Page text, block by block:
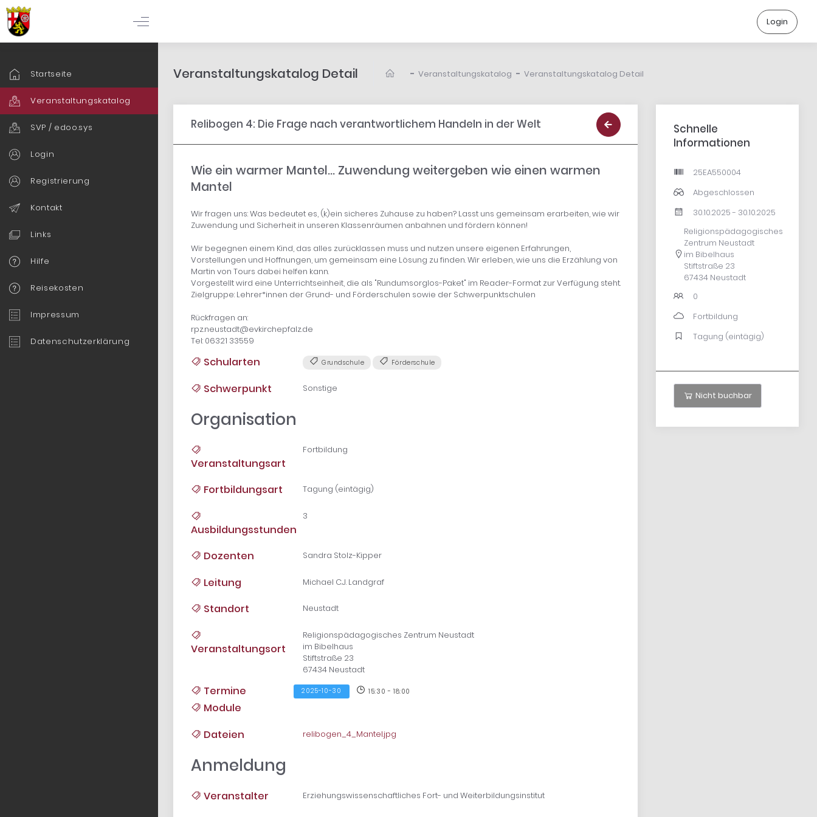
Login
Startseite
Veranstaltungskatalog
SVP / edoo.sys
Login
Registrierung
Kontakt
Links
Hilfe
Reisekosten
Impressum
Datenschutzerklärung
Veranstaltungskatalog Detail - Veranstaltungskatalog - Veranstaltungskatalog Detail
Relibogen 4: Die Frage nach verantwortlichem Handeln in der Welt
Wie ein warmer Mantel… Zuwendung weitergeben wie einen warmen
Mantel
Wir fragen uns: Was bedeutet es, (k)ein sicheres Zuhause zu haben? Lasst uns gemeinsam erarbeiten, wie wir
Zuwendung und Sicherheit in unseren Klassenräumen anbahnen und fördern können!
Wir begegnen einem Kind, das alles zurücklassen muss und nutzen unsere eigenen Erfahrungen,
Vorstellungen und Hoffnungen, um gemeinsam eine Lösung zu finden. Wir erleben, wie uns die Erzählung von
Martin von Tours dabei helfen kann.
Vorgestellt wird eine Unterrichtseinheit, die als "Rundumsorglos-Paket" im Reader-Format zur Verfügung steht.
Zielgruppe: Lehrer*innen der Grund- und Förderschulen sowie der Schwerpunktschulen
Rückfragen an:
rpz.neustadt@evkirchepfalz.de
Tel: 06321 33559
Schularten Grundschule Förderschule
Schwerpunkt Sonstige
Organisation
Veranstaltungsart
Fortbildung
Fortbildungsart Tagung (eintägig)
Ausbildungsstunden
3
Dozenten Sandra Stolz-Kipper
Leitung Michael C.J. Landgraf
Standort Neustadt
Veranstaltungsort
Religionspädagogisches Zentrum Neustadt
im Bibelhaus
Stiftstraße 23
67434 Neustadt
Termine 2025-10-30 15:30 - 18:00
Module
Dateien
relibogen_4_Mantel.jpg
Anmeldung
Veranstalter Erziehungswissenschaftliches Fort- und Weiterbildungsinstitut
Schnelle
Informationen
25EA550004
Abgeschlossen
30.10.2025 - 30.10.2025
Religionspädagogisches
Zentrum Neustadt
im Bibelhaus
Stiftstraße 23
67434 Neustadt
0
Fortbildung
Tagung (eintägig)
Nicht buchbar